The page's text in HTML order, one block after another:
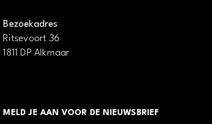
Bezoekadres
Ritsevoort 36
1811 DP Alkmaar
MELD JE AAN VOOR DE NIEUWSBRIEF